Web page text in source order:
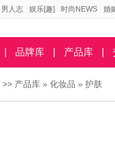
男人志 娱乐[趣] 时尚NEWS 婚
品牌库 产品库
>> 产品库 » 化妆品 » 护肤